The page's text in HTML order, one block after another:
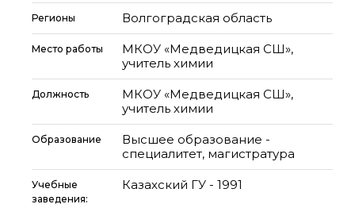
Регионы Волгоградская область
Место работы
МКОУ «Медведицкая СШ»,
учитель химии
Должность
МКОУ «Медведицкая СШ»,
учитель химии
Образование
Высшее образование -
специалитет, магистратура
Учебные
заведения:
Казахский ГУ - 1991